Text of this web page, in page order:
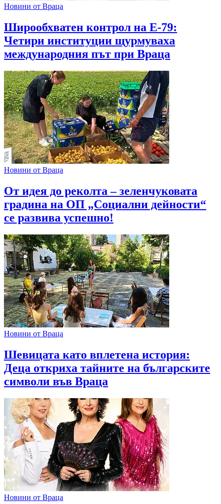
Новини от Враца
Широобхватен контрол на Е-79:
Четири институции щурмуваха
международния път при Враца
Новини от Враца
От идея до реколта – зеленчуковата
градина на ОП „Социални дейности“
се развива успешно!
Новини от Враца
Шевицата като вплетена история:
Деца откриха тайните на българските
символи във Враца
Новини от Враца